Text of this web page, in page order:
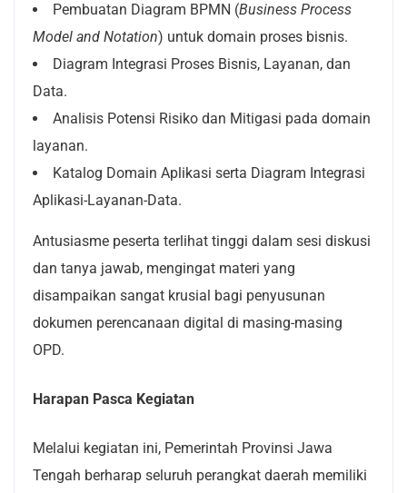
Pembuatan Diagram BPMN (Business Process
Model and Notation) untuk domain proses bisnis.
Diagram Integrasi Proses Bisnis, Layanan, dan
Data.
Analisis Potensi Risiko dan Mitigasi pada domain
layanan.
Katalog Domain Aplikasi serta Diagram Integrasi
Aplikasi-Layanan-Data.
Antusiasme peserta terlihat tinggi dalam sesi diskusi
dan tanya jawab, mengingat materi yang
disampaikan sangat krusial bagi penyusunan
dokumen perencanaan digital di masing-masing
OPD.
Harapan Pasca Kegiatan
Melalui kegiatan ini, Pemerintah Provinsi Jawa
Tengah berharap seluruh perangkat daerah memiliki